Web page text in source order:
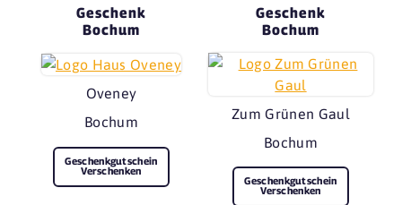
Geschenk
Bochum
Oveney
Bochum
Geschenkgutschein
Verschenken
Geschenk
Bochum
Zum Grünen Gaul
Bochum
Geschenkgutschein
Verschenken